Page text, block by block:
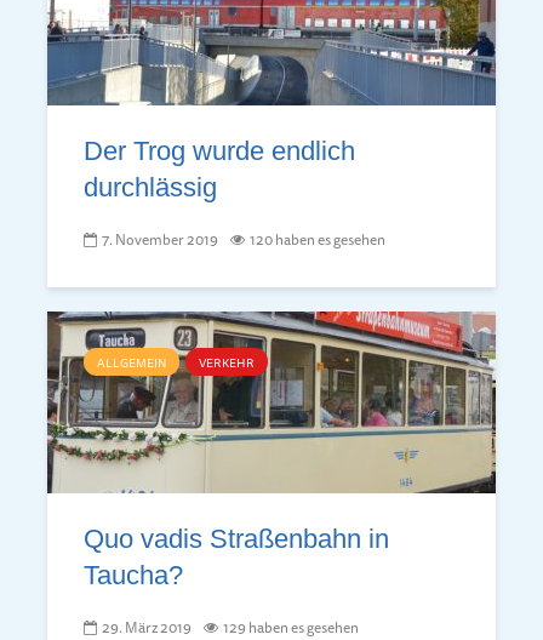
Der Trog wurde endlich
durchlässig
7. November 2019 120 haben es gesehen
ALLGEMEIN VERKEHR
Quo vadis Straßenbahn in
Taucha?
29. März 2019 129 haben es gesehen